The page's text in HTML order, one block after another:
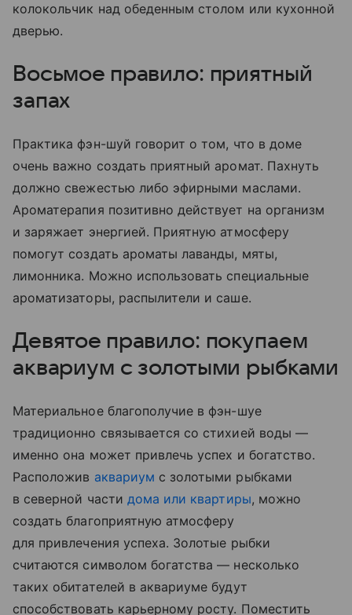
колокольчик над обеденным столом или кухонной
дверью.
Восьмое правило: приятный
запах
Практика фэн-шуй говорит о том, что в доме
очень важно создать приятный аромат. Пахнуть
должно свежестью либо эфирными маслами.
Ароматерапия позитивно действует на организм
и заряжает энергией. Приятную атмосферу
помогут создать ароматы лаванды, мяты,
лимонника. Можно использовать специальные
ароматизаторы, распылители и саше.
Девятое правило: покупаем
аквариум с золотыми рыбками
Материальное благополучие в фэн-шуе
традиционно связывается со стихией воды —
именно она может привлечь успех и богатство.
Расположив аквариум с золотыми рыбками
в северной части дома или квартиры, можно
создать благоприятную атмосферу
для привлечения успеха. Золотые рыбки
считаются символом богатства — несколько
таких обитателей в аквариуме будут
способствовать карьерному росту. Поместить